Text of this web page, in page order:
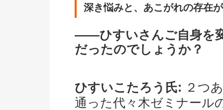
深き悩みと、あこがれの存在
――ひすいさんご自身を
だったのでしょうか？
ひすいこたろう氏: ２つ
通った代々木ゼミナール